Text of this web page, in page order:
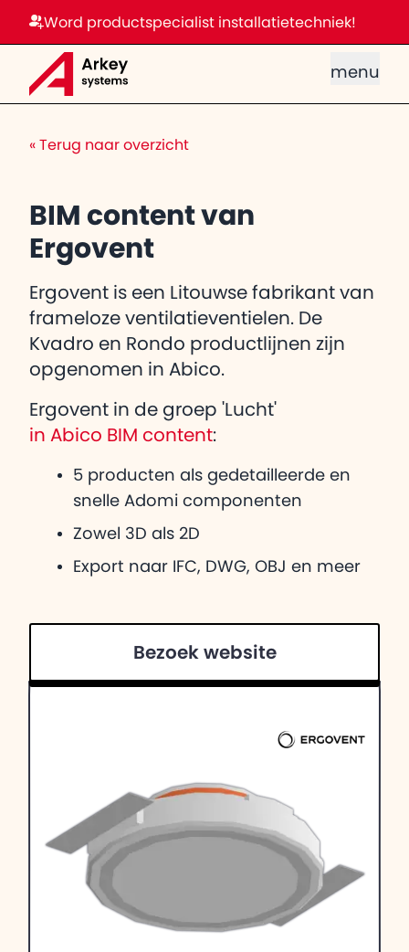
Word productspecialist installatietechniek!
menu
« Terug naar overzicht
BIM content van
Ergovent
Ergovent is een Litouwse fabrikant van
frameloze ventilatieventielen. De
Kvadro en Rondo productlijnen zijn
opgenomen in Abico.
Ergovent in de groep 'Lucht'
in Abico BIM content:
5 producten als gedetailleerde en
snelle Adomi componenten
Zowel 3D als 2D
Export naar IFC, DWG, OBJ en meer
Bezoek website